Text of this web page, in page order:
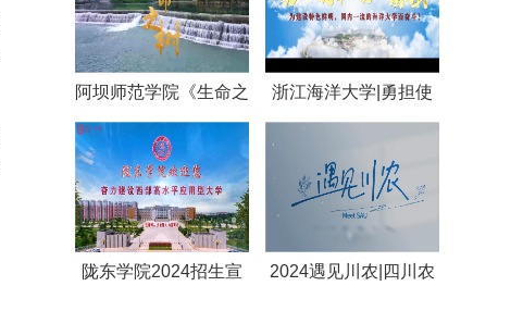
阿坝师范学院《生命之
树》
浙江海洋大学|勇担使
色鲜明，国内一流的海
洋大学而奋斗！
陇东学院2024招生宣 2024遇见川农|四川农